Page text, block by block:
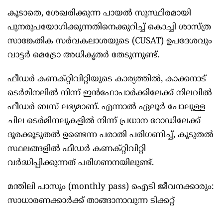
കൂടാതെ, ശേഖരിക്കുന്ന പായൽ സുസ്ഥിരമായി
പുനരുപയോഗിക്കുന്നതിനെക്കുറിച്ച് കൊച്ചി ശാസ്ത്ര
സാങ്കേതിക സര്‍വകലാശയുടെ (CUSAT) ഉപദേശവും
വാട്ടര്‍ മെട്രോ അധികൃതര്‍ തേടുന്നുണ്ട്.
ഫീഡർ കണക്റ്റിവിറ്റിയുടെ കാര്യത്തിൽ, കാക്കനാട്
ടെർമിനലിൽ നിന്ന് ഇൻഫോപാർക്കിലേക്ക് നിലവിൽ
ഫീഡർ ബസ് ലഭ്യമാണ്. എന്നാൽ ഏലൂർ പോലുള്ള
ചില ടെർമിനലുകളിൽ നിന്ന് പ്രധാന റോഡിലേക്ക്
ദൂരക്കൂടുതൽ ഉണ്ടെന്ന പരാതി പരിഗണിച്ച്, കൂടുതൽ
സ്ഥലങ്ങളിൽ ഫീഡർ കണക്റ്റിവിറ്റി
വർദ്ധിപ്പിക്കുന്നത് പരിഗണനയിലുണ്ട്.
മന്തിലി പാസും (monthly pass) ഐടി ജീവനക്കാരും:
സാധാരണക്കാർക്ക് താങ്ങാനാവുന്ന ടിക്കറ്റ്